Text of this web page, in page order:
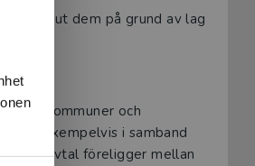
lämna ut dem på grund av lag
kommuner och
exempelvis i samband
föreligger mellan